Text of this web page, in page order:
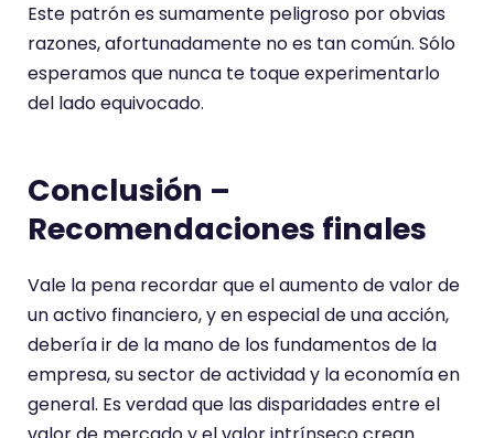
Este patrón es sumamente peligroso por obvias
razones, afortunadamente no es tan común. Sólo
esperamos que nunca te toque experimentarlo
del lado equivocado.
Conclusión –
Recomendaciones finales
Vale la pena recordar que el aumento de valor de
un activo financiero, y en especial de una acción,
debería ir de la mano de los fundamentos de la
empresa, su sector de actividad y la economía en
general. Es verdad que las disparidades entre el